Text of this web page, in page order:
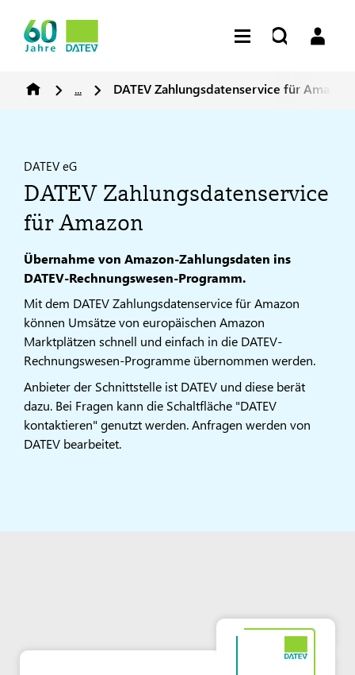
... DATEV Zahlungsdatenservice für Amazon
DATEV eG
DATEV Zahlungsdatenservice
für Amazon
Übernahme von Amazon-Zahlungsdaten ins
DATEV-Rechnungswesen-Programm.
Mit dem DATEV Zahlungsdatenservice für Amazon
können Umsätze von europäischen Amazon
Marktplätzen schnell und einfach in die DATEV-
Rechnungswesen-Programme übernommen werden.
Anbieter der Schnittstelle ist DATEV und diese berät
dazu. Bei Fragen kann die Schaltfläche "DATEV
kontaktieren" genutzt werden. Anfragen werden von
DATEV bearbeitet.